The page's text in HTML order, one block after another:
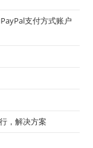
支付方式账户
，解决方案